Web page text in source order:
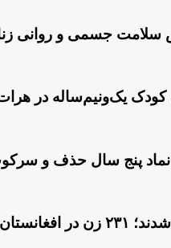
جسمی و روانی
کودک یک‌ونیم‌ساله در
شده‌اند